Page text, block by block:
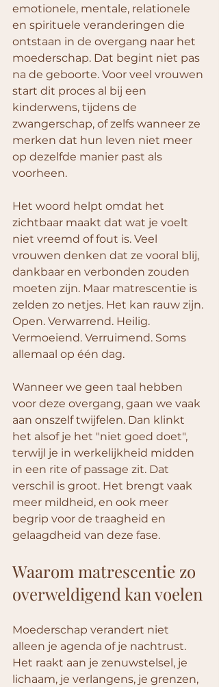
emotionele, mentale, relationele
en spirituele veranderingen die
ontstaan in de overgang naar het
moederschap. Dat begint niet pas
na de geboorte. Voor veel vrouwen
start dit proces al bij een
kinderwens, tijdens de
zwangerschap, of zelfs wanneer ze
merken dat hun leven niet meer
op dezelfde manier past als
voorheen.
Het woord helpt omdat het
zichtbaar maakt dat wat je voelt
niet vreemd of fout is. Veel
vrouwen denken dat ze vooral blij,
dankbaar en verbonden zouden
moeten zijn. Maar matrescentie is
zelden zo netjes. Het kan rauw zijn.
Open. Verwarrend. Heilig.
Vermoeiend. Verruimend. Soms
allemaal op één dag.
Wanneer we geen taal hebben
voor deze overgang, gaan we vaak
aan onszelf twijfelen. Dan klinkt
het alsof je het "niet goed doet",
terwijl je in werkelijkheid midden
in een rite of passage zit. Dat
verschil is groot. Het brengt vaak
meer mildheid, en ook meer
begrip voor de traagheid en
gelaagdheid van deze fase.
Waarom matrescentie zo
overweldigend kan voelen
Moederschap verandert niet
alleen je agenda of je nachtrust.
Het raakt aan je zenuwstelsel, je
lichaam, je verlangens, je grenzen,